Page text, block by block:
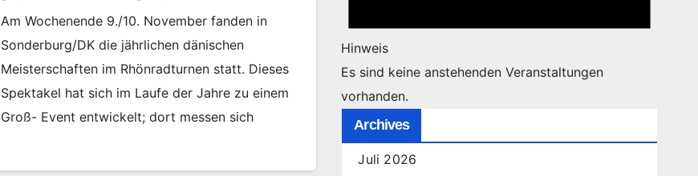
Am Wochenende 9./10. November fanden in
Sonderburg/DK die jährlichen dänischen
Meisterschaften im Rhönradturnen statt. Dieses
Spektakel hat sich im Laufe der Jahre zu einem
Groß- Event entwickelt; dort messen sich
Hinweis
Es sind keine anstehenden Veranstaltungen
vorhanden.
Archives
Juli 2026